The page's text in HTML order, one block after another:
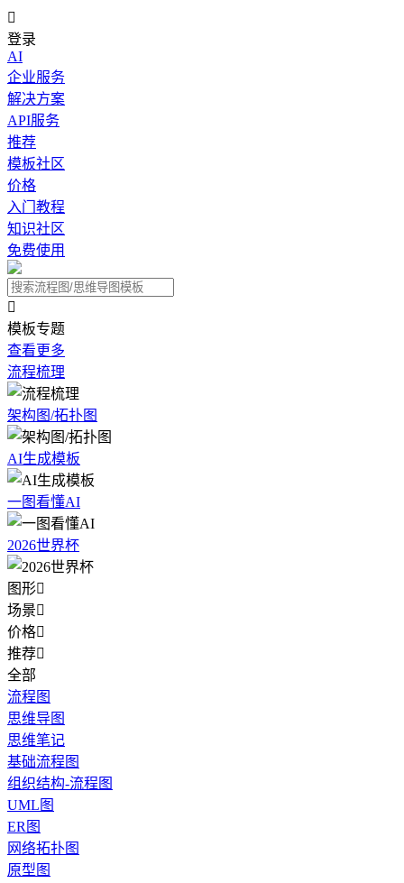

登录
AI
企业服务
解决方案
API服务
推荐
模板社区
价格
入门教程
知识社区
免费使用

模板专题
查看更多
流程梳理
架构图/拓扑图
AI生成模板
一图看懂AI
2026世界杯
图形
场景
价格
推荐
全部
流程图
思维导图
思维笔记
基础流程图
组织结构-流程图
UML图
ER图
网络拓扑图
原型图